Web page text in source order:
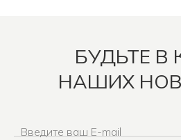
БУДЬТЕ В
НАШИХ
Введите ваш E-mail